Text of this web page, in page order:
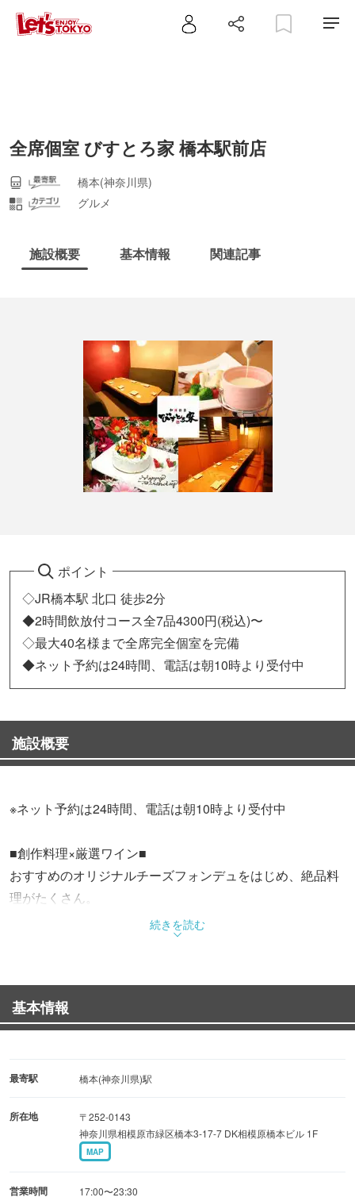
全席個室 びすとろ家 橋本駅前店
橋本(神奈川県)
グルメ
施設概要 基本情報 関連記事
ポイント
◇JR橋本駅 北口 徒歩2分
◆2時間飲放付コース全7品4300円(税込)〜
◇最大40名様まで全席完全個室を完備
◆ネット予約は24時間、電話は朝10時より受付中
施設概要
※ネット予約は24時間、電話は朝10時より受付中
■創作料理×厳選ワイン■
おすすめのオリジナルチーズフォンデュをはじめ、絶品料
理がたくさん。
ワインとのマリアージュを是非お楽しみください。
ご利用のシーンに合わせてこだわりのお席をご案内致しま
す。
女子会や合コンはもちろん、大切なお集まりにもご利用い
2h飲み放題付4300円(税込)〜ご用意ございます。
早い時間（〜17時）・遅い時間（21時〜）はもっとお得
お得な割引クーポンはクーポンページをご覧ください♪
続きを読む
基本情報
最寄駅 橋本(神奈川県)駅
所在地
〒252-0143
神奈川県相模原市緑区橋本3-17-7 DK相模原橋本ビル 1F
MAP
営業時間
17:00〜23:30